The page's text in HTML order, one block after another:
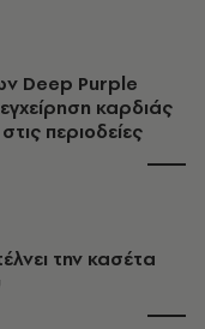
Deep Purple
καρδιάς
περιοδείες
την κασέτα